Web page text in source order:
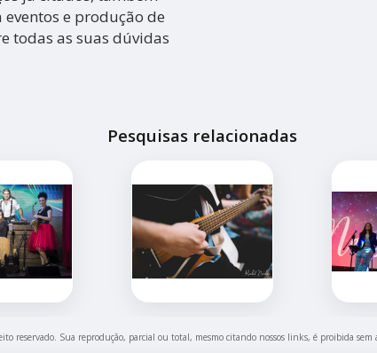
e produção de
todas as suas dúvidas
Pesquisas relacionadas
reservado. Sua reprodução, parcial ou total, mesmo citando nossos links, é proibida